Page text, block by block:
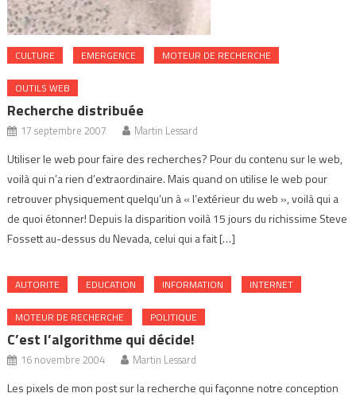
CULTURE EMERGENCE MOTEUR DE RECHERCHE
OUTILS WEB
Recherche distribuée
17 septembre 2007 Martin Lessard
Utiliser le web pour faire des recherches? Pour du contenu sur le web,
voilà qui n’a rien d’extraordinaire. Mais quand on utilise le web pour
retrouver physiquement quelqu’un à « l’extérieur du web », voilà qui a
de quoi étonner! Depuis la disparition voilà 15 jours du richissime Steve
Fossett au-dessus du Nevada, celui qui a fait […]
AUTORITE EDUCATION INFORMATION INTERNET
MOTEUR DE RECHERCHE POLITIQUE
C’est l’algorithme qui décide!
16 novembre 2004 Martin Lessard
Les pixels de mon post sur la recherche qui façonne notre conception